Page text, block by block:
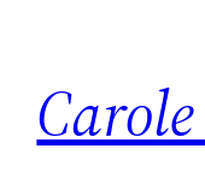
contenu